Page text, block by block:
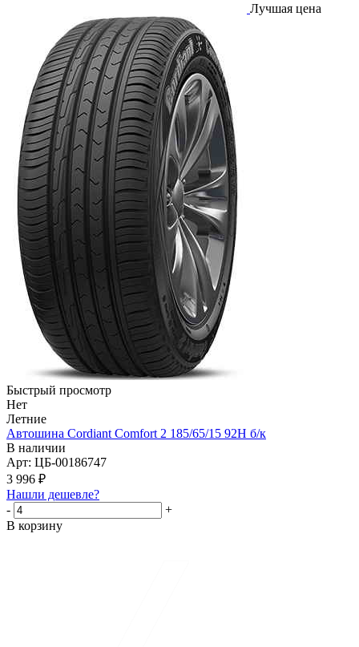
Лучшая цена
Быстрый просмотр
Нет
Летние
Автошина Cordiant Comfort 2 185/65/15 92H б/к
В наличии
Арт: ЦБ-00186747
3 996 ₽
Нашли дешевле?
-
+
В корзину